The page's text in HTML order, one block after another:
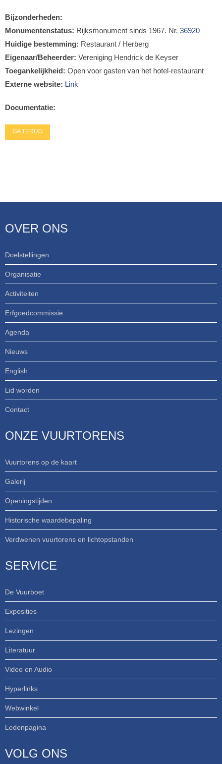
Bijzonderheden:
Monumentenstatus: Rijksmonument sinds 1967. Nr. 36920
Huidige bestemming: Restaurant / Herberg
Eigenaar/Beheerder: Vereniging Hendrick de Keyser
Toegankelijkheid: Open voor gasten van het hotel-restaurant
Externe website: Link
Documentatie:
GA TERUG
OVER ONS
Doelstellingen
Organisatie
Activiteiten
Erfgoedcommissie
Agenda
Nieuws
English
Lid worden
Contact
ONZE VUURTORENS
Vuurtorens op de kaart
Galerij
Openingstijden
Historische waardebepaling
Verdwenen vuurtorens en lichtopstanden
SERVICE
De Vuurboet
Exposities
Lezingen
Literatuur
Video en Audio
Hyperlinks
Webwinkel
Ledenpagina
VOLG ONS